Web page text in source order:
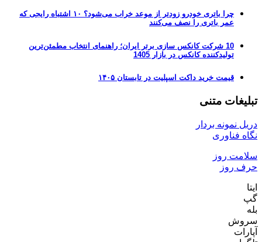
چرا باتری خودرو زودتر از موعد خراب می‌شود؟ ۱۰ اشتباه رایجی که
عمر باتری را نصف می‌کنند
10 شرکت کانکس سازی برتر ایران؛ راهنمای انتخاب مطمئن‌ترین
تولیدکننده کانکس در بازار 1405
قیمت خرید داکت اسپلیت در تابستان ۱۴۰۵
تبلیغات متنی
دریل نمونه بردار
نگاه فناوری
سلامت روز
حرف روز
ایتا
گپ
بله
سروش
آپارات